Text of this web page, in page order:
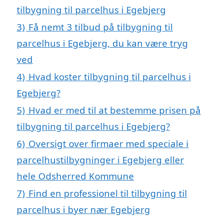
tilbygning til parcelhus i Egebjerg
3) Få nemt 3 tilbud på tilbygning til
parcelhus i Egebjerg, du kan være tryg
ved
4) Hvad koster tilbygning til parcelhus i
Egebjerg?
5) Hvad er med til at bestemme prisen på
tilbygning til parcelhus i Egebjerg?
6) Oversigt over firmaer med speciale i
parcelhustilbygninger i Egebjerg eller
hele Odsherred Kommune
7) Find en professionel til tilbygning til
parcelhus i byer nær Egebjerg